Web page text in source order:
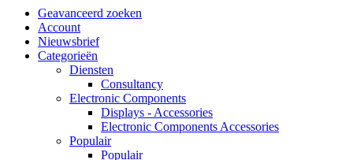
Geavanceerd zoeken
Account
Nieuwsbrief
Categorieën
Diensten
Consultancy
Electronic Components
Displays - Accessories
Electronic Components Accessories
Populair
Populair